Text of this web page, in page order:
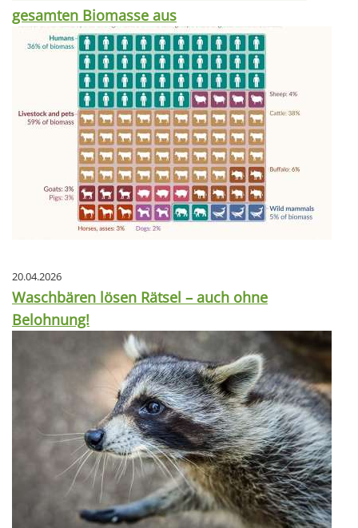
gesamten Biomasse aus
20.04.2026
Waschbären lösen Rätsel – auch ohne
Belohnung!